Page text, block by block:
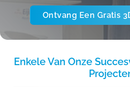
Ontvang Een Gratis
Enkele Van Onze